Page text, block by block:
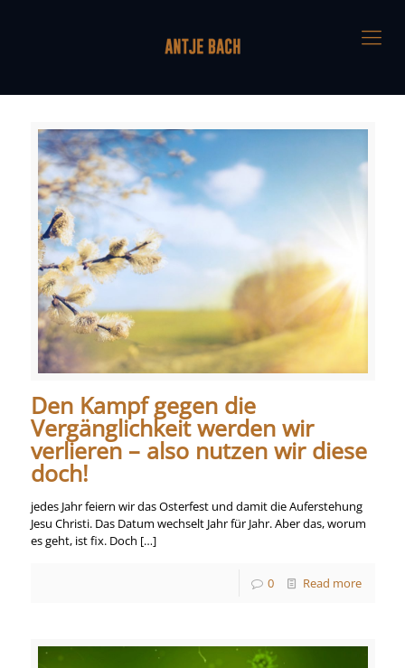
Den Kampf gegen die
Vergänglichkeit werden wir
verlieren – also nutzen wir diese
doch!
jedes Jahr feiern wir das Osterfest und damit die Auferstehung
Jesu Christi. Das Datum wechselt Jahr für Jahr. Aber das, worum
es geht, ist fix. Doch […]
0 Read more